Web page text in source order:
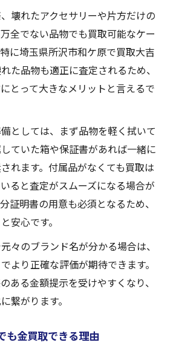
壊れたアクセサリーや片方だけの
全でない品物でも買取可能なケー
に埼玉県所沢市和ケ原で買取大吉
た品物も適正に査定されるため、
とって大きなメリットと言えるで
としては、まず品物を軽く拭いて
ていた箱や保証書があれば一緒に
れます。付属品がなくても買取は
ると査定がスムーズになる場合が
証明書の用意も必須となるため、
安心です。
々のブランド名が分かる場合は、
より正確な評価が期待できます。
ある金額提示を受けやすくなり、
繋がります。
も金買取できる理由